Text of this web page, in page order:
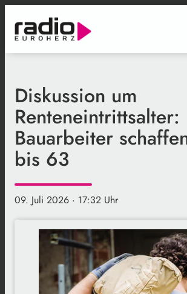
Diskussion um
Renteneintrittsalter:
Bauarbeiter
bis 63
09. Juli 2026 · 17:32 Uhr